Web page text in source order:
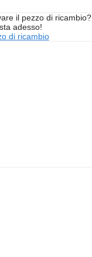
il pezzo di ricambio?
adesso!
di ricambio